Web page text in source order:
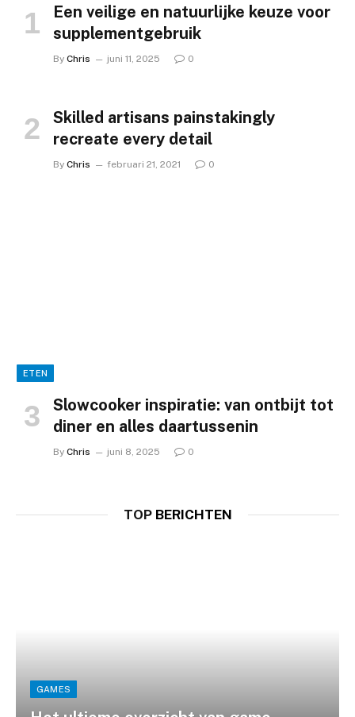
Een veilige en natuurlijke keuze voor
supplementgebruik
By Chris juni 11, 2025 0
Skilled artisans painstakingly
recreate every detail
By Chris februari 21, 2021 0
ETEN
Slowcooker inspiratie: van ontbijt tot
diner en alles daartussenin
By Chris juni 8, 2025 0
TOPBERICHTEN
GAMES